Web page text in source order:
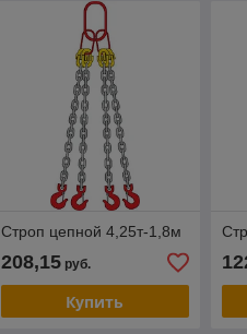
Строп цепной 4,25т-1,8м
208,15руб.
Купить